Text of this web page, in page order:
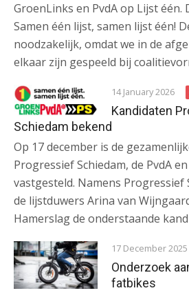
GroenLinks en PvdA op Lijst
Samen één lijst, samen lijst één!
noodzakelijk, omdat we in de
elkaar zijn gespeeld bij
14 January 2026
Kandidaten
Schiedam bekend
Op 17 december is de
Progressief Schiedam, de PvdA
vastgesteld. Namens Progressief
de lijstduwers Arina van
Hamerslag de onderstaande
17 December 2025
Onderzoek
fatbikes